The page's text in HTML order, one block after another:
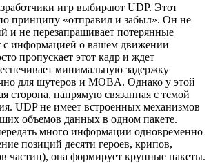
игр выбирают UDP. Этот
принципу «отправил и забыл». Он не
и не перезапрашивает потерянные
с информацией о вашем движении
пропускает этот кадр и ждет
минимальную задержку
для шутеров и MOBА. Однако у этой
сторона, напрямую связанная с темой
UDP не имеет встроенных механизмов
объемов данных в одном пакете.
много информации одновременно
позиций десяти героев, крипов,
частиц), она формирует крупные пакеты.